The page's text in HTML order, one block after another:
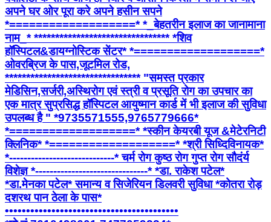
अपने घर ओर पूरा करे अपने हसीन सपने
*===================* *_बेहतरीन इलाज का जानामाना
नाम_* ******************************** *शिव
हॉस्पिटल&डायग्नोस्टिक सेंटर* *===================*
ओवरब्रिज के पास,जूटमिल रोड,
******************************** "समस्त प्रकार
मेडिसिन,सर्जरी,अस्थिरोग एवं स्त्री व प्रसूति रोग का उपचार का
एक मात्र सुप्रसिद्ध हॉस्पिटल आयुष्मान कार्ड में भी इलाज की सुविधा
उपलब्ध है " *9735571555,9765779666*
*===================* *स्कीन केयरबी यूज &मेटेरनिटी
क्लिनिक* *===================* *श्री सिध्दिविनायक*
*-----------------------------* चर्म रोग कुष्ठ रोग गुप्त रोग सौदंर्य
विशेज्ञ *-------------------------------* *डा. राकेश पटेल*
*डा.मेनका पटेल* समान्य व सिजेरियन डिलवरी सुविधा *कोतरा रोड़
दशरथ पान ठेला के पास*
•••••••••••••••••••••••••••••••••••••••••